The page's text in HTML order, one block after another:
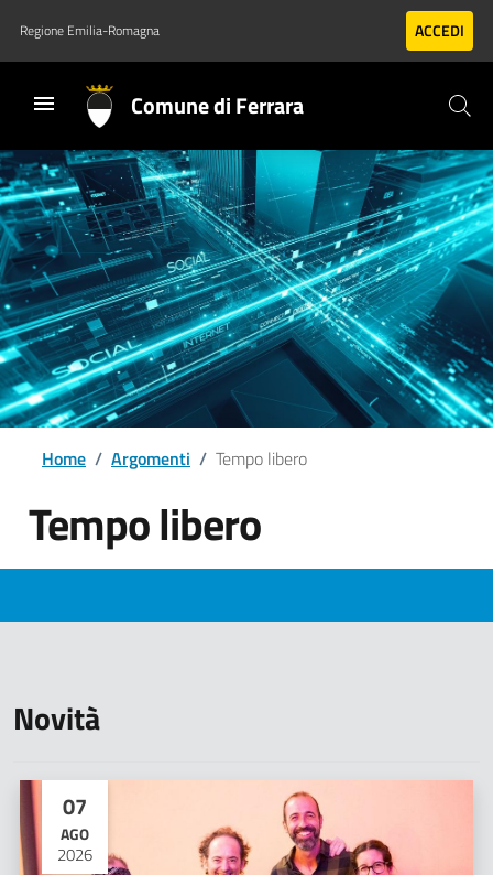
Vai al contenuto principale
Vai al footer
Regione Emilia-Romagna ACCEDI
Comune di Ferrara
Home / Argomenti / Tempo libero
Tempo libero
Novità
07
AGO
2026